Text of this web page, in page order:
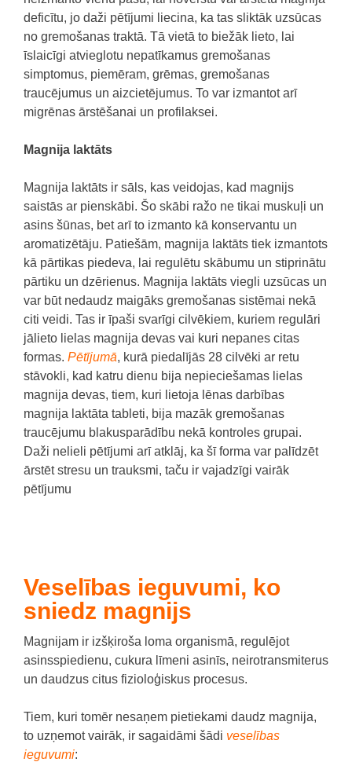
deficītu, jo daži pētījumi liecina, ka tas sliktāk uzsūcas
no gremošanas traktā. Tā vietā to biežāk lieto, lai
īslaicīgi atvieglotu nepatīkamus gremošanas
simptomus, piemēram, grēmas, gremošanas
traucējumus un aizcietējumus. To var izmantot arī
migrēnas ārstēšanai un profilaksei.
Magnija laktāts
Magnija laktāts ir sāls, kas veidojas, kad magnijs
saistās ar pienskābi. Šo skābi ražo ne tikai muskuļi un
asins šūnas, bet arī to izmanto kā konservantu un
aromatizētāju. Patiešām, magnija laktāts tiek izmantots
kā pārtikas piedeva, lai regulētu skābumu un stiprinātu
pārtiku un dzērienus. Magnija laktāts viegli uzsūcas un
var būt nedaudz maigāks gremošanas sistēmai nekā
citi veidi. Tas ir īpaši svarīgi cilvēkiem, kuriem regulāri
jālieto lielas magnija devas vai kuri nepanes citas
formas. Pētījumā, kurā piedalījās 28 cilvēki ar retu
stāvokli, kad katru dienu bija nepieciešamas lielas
magnija devas, tiem, kuri lietoja lēnas darbības
magnija laktāta tableti, bija mazāk gremošanas
traucējumu blakusparādību nekā kontroles grupai.
Daži nelieli pētījumi arī atklāj, ka šī forma var palīdzēt
ārstēt stresu un trauksmi, taču ir vajadzīgi vairāk
pētījumu
Veselības ieguvumi, ko
sniedz magnijs
Magnijam ir izšķiroša loma organismā, regulējot
asinsspiedienu, cukura līmeni asinīs, neirotransmiterus
un daudzus citus fizioloģiskus procesus.
Tiem, kuri tomēr nesaņem pietiekami daudz magnija,
to uzņemot vairāk, ir sagaidāmi šādi veselības
ieguvumi: